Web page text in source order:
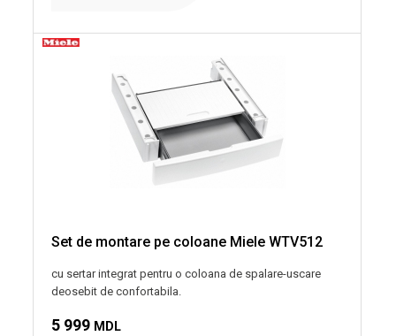
Set de montare pe coloane Miele WTV512
cu sertar integrat pentru o coloana de spalare-uscare
deosebit de confortabila.
5 999 MDL